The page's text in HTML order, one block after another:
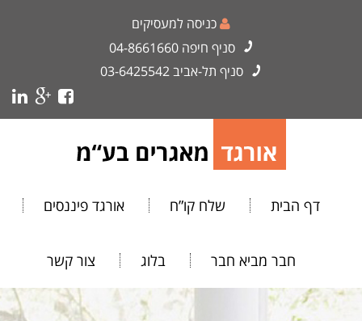
כניסה למעסיקים
סניף חיפה 04-8661660
סניף תל-אביב03-6425542
דף הבית שלח קו”ח אורגד פיננסים
חבר מביא חבר בלוג צור קשר